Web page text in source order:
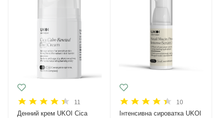
11
Денний крем UKOI Cica
10
Інтенсивна сироватка UKOI